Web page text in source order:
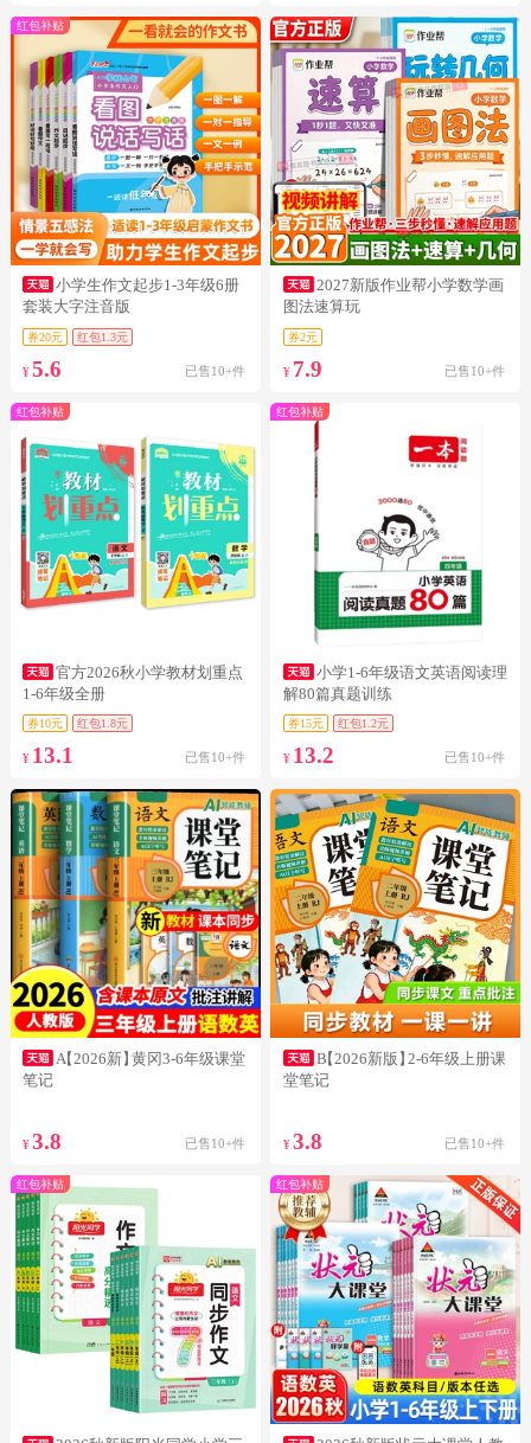
红包补贴
小学生作文起步1-3年级6册
套装大字注音版
券20元 红包1.3元
¥ 5.6 已售10+件
2027新版作业帮小学数学画
图法速算玩
券2元
¥ 7.9 已售10+件
红包补贴
官方2026秋小学教材划重点
1-6年级全册
券10元 红包1.8元
¥ 13.1 已售10+件
红包补贴
小学1-6年级语文英语阅读理
解80篇真题训练
券15元 红包1.2元
¥ 13.2 已售10+件
A
【2026新】黄冈3-6年级课堂
笔记
¥ 3.8 已售10+件
B
【2026新版】2-6年级上册课
堂笔记
¥3.8 已售10+件
红包补贴 红包补贴